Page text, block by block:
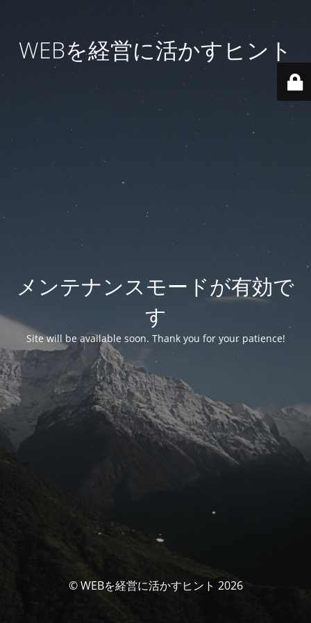
WEBを経営に活かすヒント
メンテナンスモードが有効で
す
Site will be available soon. Thank you for your patience!
© WEBを経営に活かすヒント 2026